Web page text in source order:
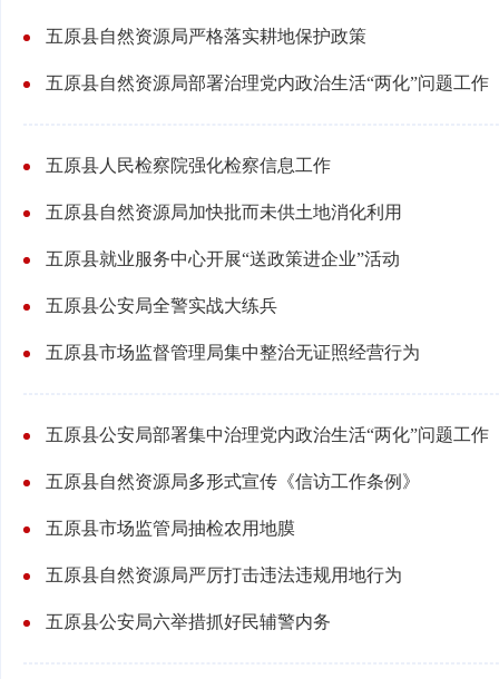
五原县自然资源局严格落实耕地保护政策
五原县自然资源局部署治理党内政治生活“两化”问题工作
五原县人民检察院强化检察信息工作
五原县自然资源局加快批而未供土地消化利用
五原县就业服务中心开展“送政策进企业”活动
五原县公安局全警实战大练兵
五原县市场监督管理局集中整治无证照经营行为
五原县公安局部署集中治理党内政治生活“两化”问题工作
五原县自然资源局多形式宣传《信访工作条例》
五原县市场监管局抽检农用地膜
五原县自然资源局严厉打击违法违规用地行为
五原县公安局六举措抓好民辅警内务